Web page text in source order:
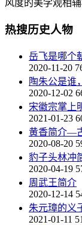
风度的美学观相辅
热搜历史人物
岳飞是哪个
2020-11-20
陶朱公是谁
2020-12-02
宋徽宗掌上
2021-01-23
黄香简介—
2020-08-20
豹子头林冲
2020-04-19
周武王简介
2020-12-14
朱元璋的义
2021-01-11